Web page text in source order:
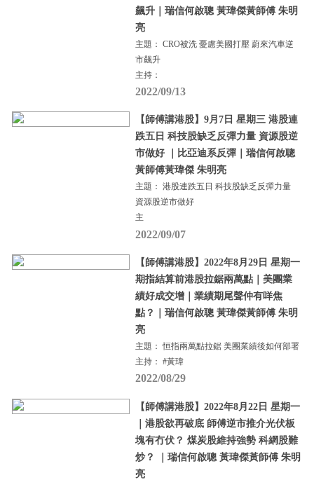
飆升｜瑞信何啟聰 黃瑋傑黃師傅 朱明
亮
主題： CRO被洗 憂慮美國打壓 蔚來汽車逆
市飆升
主持：
2022/09/13
【師傅講港股】9月7日 星期三 港股連
跌五日 科技股缺乏反彈力量 資源股逆
市做好 ｜比亞迪系反彈｜瑞信何啟聰
黃師傅黃瑋傑 朱明亮
主題： 港股連跌五日 科技股缺乏反彈力量
資源股逆市做好
主
2022/09/07
【師傅講港股】2022年8月29日 星期一
期指結算前港股拉鋸兩萬點｜美團業
績好成交增｜業績期尾聲仲有咩焦
點？｜瑞信何啟聰 黃瑋傑黃師傅 朱明
亮
主題： 恒指兩萬點拉鋸 美團業績後如何部署
主持： #黃瑋
2022/08/29
【師傅講港股】2022年8月22日 星期一
｜港股欲再破底 師傅逆市推介光伏板
塊有冇伏？ 煤炭股維持強勢 科網股難
炒？ ｜瑞信何啟聰 黃瑋傑黃師傅 朱明
亮